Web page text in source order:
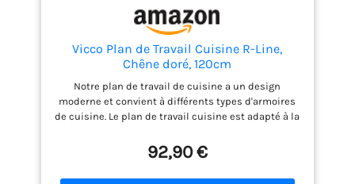
Vicco Plan de Travail Cuisine R-Line,
Chêne doré, 120cm
Notre plan de travail de cuisine a un design
moderne et convient à différents types d'armoires
de cuisine. Le plan de travail cuisine est adapté à la
ensemble complet d'éléments de fixation pour
s'adapter à tous les types d'armoires. DIMENSIONS :
Le Plan de travail cuisine mesure 120 cm - Largeur,
92,90 €